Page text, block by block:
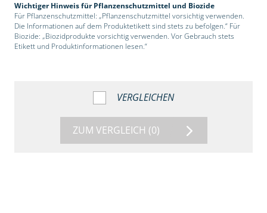
Wichtiger Hinweis für Pflanzenschutzmittel und Biozide
Für Pflanzenschutzmittel: „Pflanzenschutzmittel vorsichtig verwenden.
Die Informationen auf dem Produktetikett sind stets zu befolgen.“ Für
Biozide: „Biozidprodukte vorsichtig verwenden. Vor Gebrauch stets
Etikett und Produktinformationen lesen.“
VERGLEICHEN
ZUM VERGLEICH (0)